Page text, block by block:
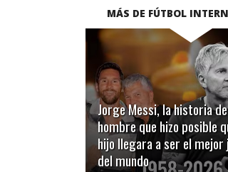
MÁS DE FÚTBOL
Jorge Messi, la historia
hombre que hizo posible
hijo llegara a ser el
del mundo
LEER MÁS